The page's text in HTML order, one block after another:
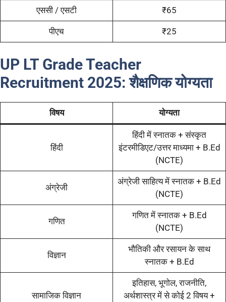
एससी / एसटी ₹65
पीएच ₹25
UP LT Grade Teacher
Recruitment 2025: शैक्षणिक योग्यता
विषय योग्यता
हिंदी
हिंदी में स्नातक + संस्कृत
इंटरमीडिएट/उत्तर माध्यमा + B.Ed
(NCTE)
अंग्रेजी
अंग्रेजी साहित्य में स्नातक + B.Ed
(NCTE)
गणित
गणित में स्नातक + B.Ed
(NCTE)
विज्ञान
भौतिकी और रसायन के साथ
स्नातक + B.Ed
सामाजिक विज्ञान
इतिहास, भूगोल, राजनीति,
अर्थशास्त्र में से कोई 2 विषय +